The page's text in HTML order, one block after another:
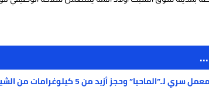
لـ”الماحيا” وحجز أزيد من 5 كيلوغرامات من الشيرا بالداخلة